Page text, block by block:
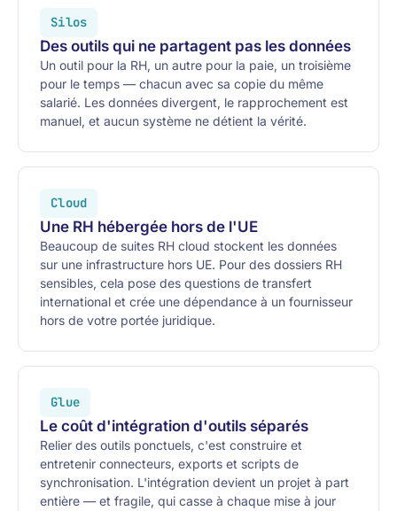
Silos
Des outils qui ne partagent pas les données
Un outil pour la RH, un autre pour la paie, un troisième
pour le temps — chacun avec sa copie du même
salarié. Les données divergent, le rapprochement est
manuel, et aucun système ne détient la vérité.
Cloud
Une RH hébergée hors de l'UE
Beaucoup de suites RH cloud stockent les données
sur une infrastructure hors UE. Pour des dossiers RH
sensibles, cela pose des questions de transfert
international et crée une dépendance à un fournisseur
hors de votre portée juridique.
Glue
Le coût d'intégration d'outils séparés
Relier des outils ponctuels, c'est construire et
entretenir connecteurs, exports et scripts de
synchronisation. L'intégration devient un projet à part
entière — et fragile, qui casse à chaque mise à jour